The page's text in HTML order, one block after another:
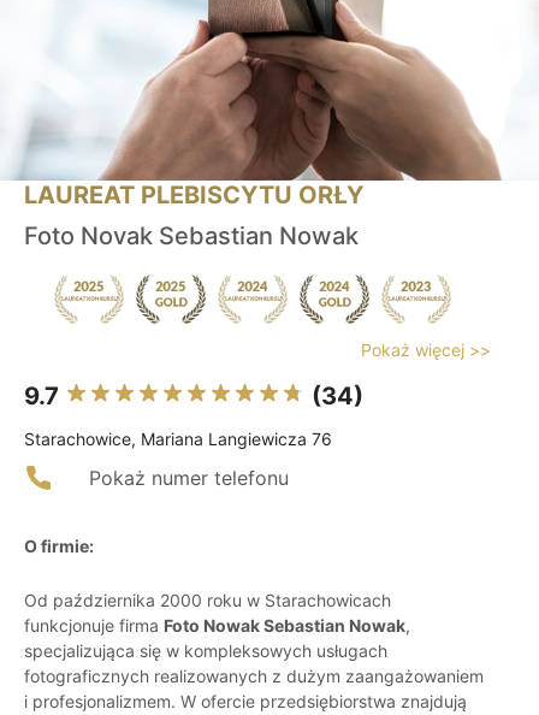
LAUREAT PLEBISCYTU ORŁY
Foto Novak Sebastian Nowak
Pokaż więcej >>
9.7 (34)
Starachowice, Mariana Langiewicza 76
Pokaż numer telefonu
O firmie:
Od października 2000 roku w Starachowicach
funkcjonuje firma Foto Nowak Sebastian Nowak,
specjalizująca się w kompleksowych usługach
fotograficznych realizowanych z dużym zaangażowaniem
i profesjonalizmem. W ofercie przedsiębiorstwa znajdują